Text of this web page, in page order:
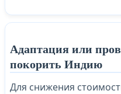
Адаптация или
покорить Индию
Для снижения